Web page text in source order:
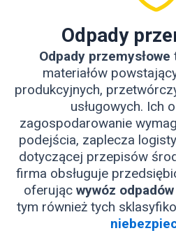
Odpady
Odpady przemysłowe
materiałów
produkcyjnych,
usługowych. Ich
zagospodarowanie
podejścia, zaplecza
dotyczącej przepisów
firma obsługuje
oferując wywóz
tym również tych